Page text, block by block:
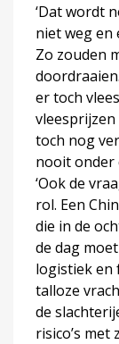
‘Dat wordt
niet weg en
Zo zouden
er toch
toch nog
nooit onder
‘Ook de
rol. Een
die in de
de dag
logistiek en
talloze
de
risico’s met